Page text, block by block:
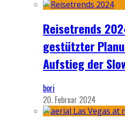
Reisetrends
gestützter
Aufstieg der
bori
20. Februar 2024